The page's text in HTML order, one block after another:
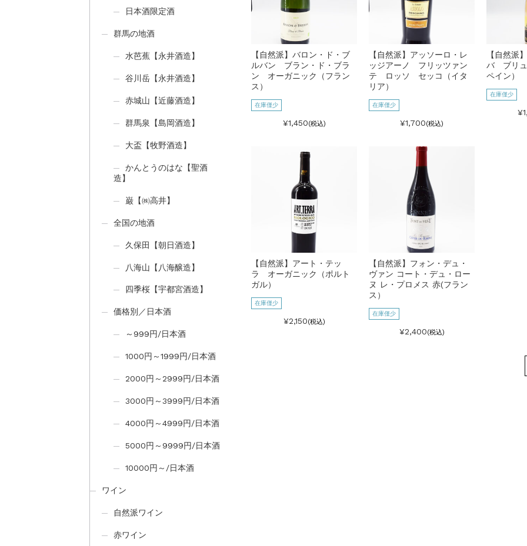
【自然派】バロン・ド・ブ
ルバン ブラン・ド・ブラ
ン オーガニック（フラン
ス）
在庫僅少
¥1,450(税込)
【自然派】アッソーロ・レ
ッジアーノ フリッツァン
テ ロッソ セッコ（イタ
リア）
在庫僅少
¥1,700(税込)
【自然派
バ ブリ
ペイン）
在庫僅少
【自然派】アート・テッ
ラ オーガニック（ポルト
ガル）
在庫僅少
¥2,150(税込)
【自然派】フォン・デュ・
ヴァン コート・デュ・ロー
ヌ レ・プロメス 赤(フラン
ス）
在庫僅少
¥2,400(税込)
日本酒限定酒
群馬の地酒
水芭蕉【永井酒造】
谷川岳【永井酒造】
赤城山【近藤酒造】
群馬泉【島岡酒造】
大盃【牧野酒造】
かんとうのはな【聖酒
造】
巌【㈱高井】
全国の地酒
久保田【朝日酒造】
八海山【八海醸造】
四季桜【宇都宮酒造】
価格別／日本酒
～999円/日本酒
1000円～1999円/日本酒
2000円～2999円/日本酒
3000円～3999円/日本酒
4000円～4999円/日本酒
5000円～9999円/日本酒
10000円～/日本酒
ワイン
自然派ワイン
赤ワイン